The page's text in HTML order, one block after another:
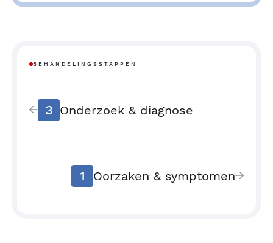
BEHANDELINGSSTAPPEN
3 Onderzoek & diagnose
1 Oorzaken & symptomen